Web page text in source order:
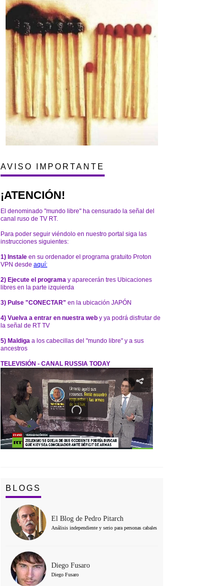
AVISO IMPORTANTE
¡ATENCIÓN!
El denominado "mundo libre" ha censurado la señal del
canal ruso de TV RT.
Para poder seguir viéndolo en nuestro portal siga las
instrucciones siguientes:
1) Instale en su ordenador el programa gratuito Proton
VPN desde aquí:
2) Ejecute el programa y aparecerán tres Ubicaciones
libres en la parte izquierda
3) Pulse "CONECTAR" en la ubicación JAPÓN
4) Vuelva a entrar en nuestra web y ya podrá disfrutar de
la señal de RT TV
5) Maldiga a los cabecillas del "mundo libre" y a sus
ancestros
TELEVISIÓN - CANAL RUSSIA TODAY
BLOGS
El Blog de Pedro Pitarch
Análisis independiente y serio para personas cabales
Diego Fusaro
Diego Fusaro